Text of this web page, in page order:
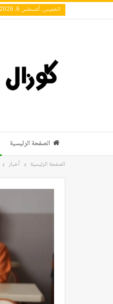
الخميس, أغسطس 6, 2026
الصفحة الرئيسية
الصفحة الرئيسية أخبار